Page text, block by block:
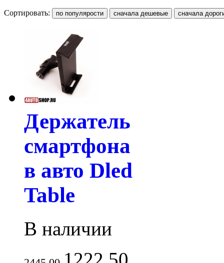
Сортировать:
Держатель
смартфона
в авто Dled
Table
В наличии